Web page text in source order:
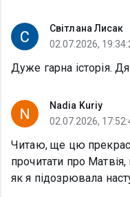
Світлана Лисак
02.07.2026,
Дуже гарна історія.
Nadia Kuriy
02.07.2026,
Читаю, ще цю
прочитати про Матвія,
як я підозрювала